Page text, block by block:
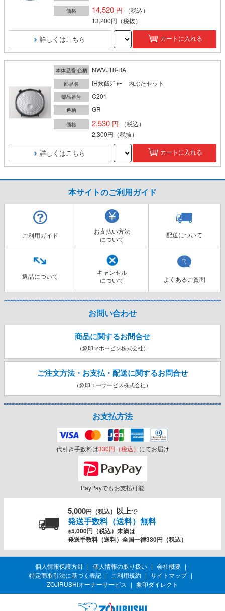
価格 14,520
（税込）
13,200円 （税抜）
詳しくはこちら カートに入れる
本体品番-色柄 NWVJ18-BA
部品名 IH炊飯ｼﾞｬｰ 内ぶたセット
部品番号 C201
色柄 GR
価格 2,530
（税込）
2,300円 （税抜）
詳しくはこちら カートに入れる
本サイトのご利用ガイド
ご利用ガイド
お支払い方法
について
配送について
返品について
キャンセル
について
よくあるご質問
お問い合わせ
商品に関するお問合せ
（象印マホービン株式会社）
ご注文方法・お支払・配送に関するお問合せ
（象印ユーサービス株式会社）
お支払方法
代引き手数料は330円（税込） にてお届け
PayPayでもお支払可能
5,000円（税込） 以上で
発送手数料（送料）無料
※5,000円（税込）未満は
発送手数料（送料）全国一律330円（税込）
個人情報保護方針 個人情報の取り扱い
会社概要
特定商取引法に基づく表記
ご利用規約
サイトマップ
ZOJIRUSHIオーナーサービス
象印ダイレクト